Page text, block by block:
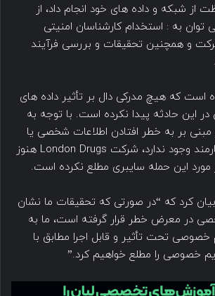
از شبکه و داده های خود انجام داد، از
توان به :‌ استخدام کارشناسان امنیتی
و همچنین تحقیقات و بررسی فرآیند
است که هیچ مدرکی دال بر تأثیر داده های
در این حادثه پیدا نکرده است. با توجه به
مبنی بر به خطر افتادن اطلاعات شخصی یا
سلامتی مشتری یا کارمند وجود ندارد، شرکت London Drugs هنوز
مورد این حمله سایبری مطلع نکرده است.
کرد که “در صورتی که تحقیقات ما نشان
در معرض خطر قرار گرفته است، ما به
تحت تأثیر و قابل اجرا مطابق با
خصوصی را مطلع خواهیم کرد.”